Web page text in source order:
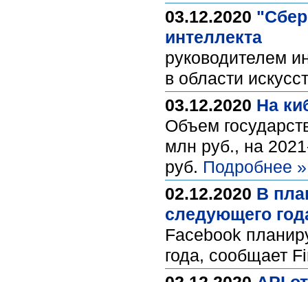
03.12.2020
интеллекта
руководителем
в области
03.12.2020 На
Объем
млн руб., на
руб. Подробнее »
02.12.2020 В
следующего
Facebook
года, сообщает